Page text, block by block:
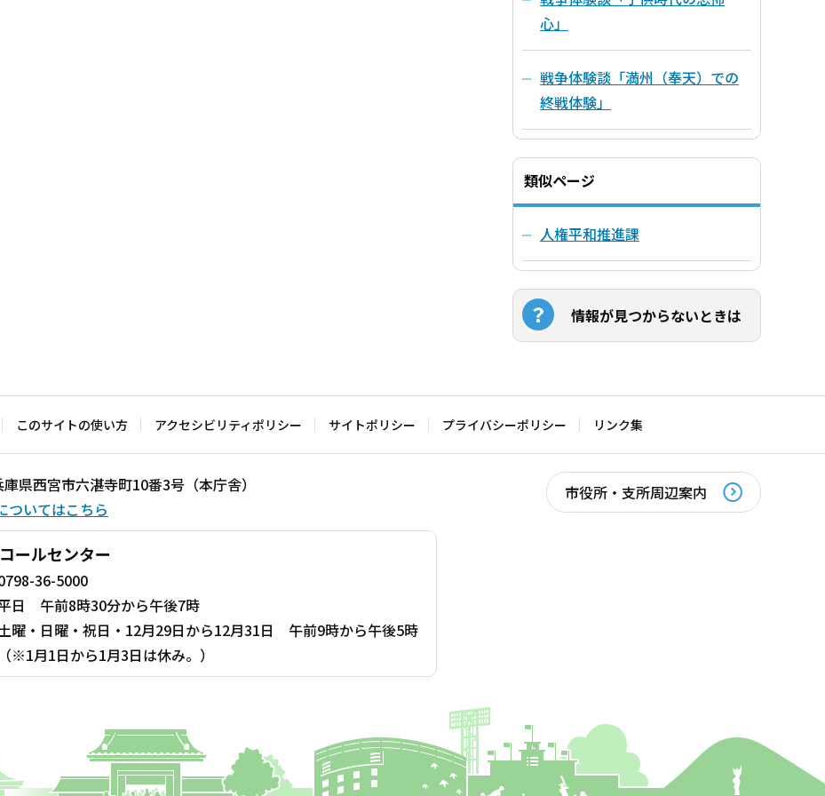
心」
戦争体験談「満州（奉天）での
終戦体験」
類似ページ
人権平和推進課
情報が見つからないときは
このサイトの使い方 アクセシビリティポリシー サイトポリシー プライバシーポリシー リンク集
県西宮市六湛寺町10番3号（本庁舎）
ついてはこちら
ールセンター
36-5000
日 午前8時30分から午後7時
曜・日曜・祝日・12月29日から12月31日 午前9時から午後5時
（※1月1日から1月3日は休み。）
市役所・支所周辺案内